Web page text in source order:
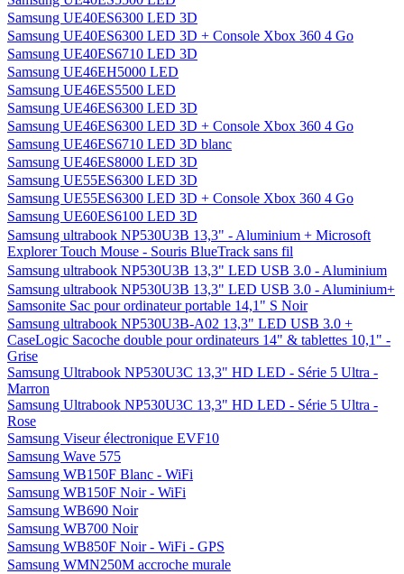
Samsung UE40ES6300 LED 3D
Samsung UE40ES6300 LED 3D + Console Xbox 360 4 Go
Samsung UE40ES6710 LED 3D
Samsung UE46EH5000 LED
Samsung UE46ES5500 LED
Samsung UE46ES6300 LED 3D
Samsung UE46ES6300 LED 3D + Console Xbox 360 4 Go
Samsung UE46ES6710 LED 3D blanc
Samsung UE46ES8000 LED 3D
Samsung UE55ES6300 LED 3D
Samsung UE55ES6300 LED 3D + Console Xbox 360 4 Go
Samsung UE60ES6100 LED 3D
Samsung ultrabook NP530U3B 13,3" - Aluminium + Microsoft
Explorer Touch Mouse - Souris BlueTrack sans fil
Samsung ultrabook NP530U3B 13,3" LED USB 3.0 - Aluminium
Samsung ultrabook NP530U3B 13,3" LED USB 3.0 - Aluminium+
Samsonite Sac pour ordinateur portable 14,1" S Noir
Samsung ultrabook NP530U3B-A02 13,3" LED USB 3.0 +
CaseLogic Sacoche double pour ordinateurs 14" & tablettes 10,1" -
Grise
Samsung Ultrabook NP530U3C 13,3" HD LED - Série 5 Ultra -
Marron
Samsung Ultrabook NP530U3C 13,3" HD LED - Série 5 Ultra -
Rose
Samsung Viseur électronique EVF10
Samsung Wave 575
Samsung WB150F Blanc - WiFi
Samsung WB150F Noir - WiFi
Samsung WB690 Noir
Samsung WB700 Noir
Samsung WB850F Noir - WiFi - GPS
Samsung WMN250M accroche murale